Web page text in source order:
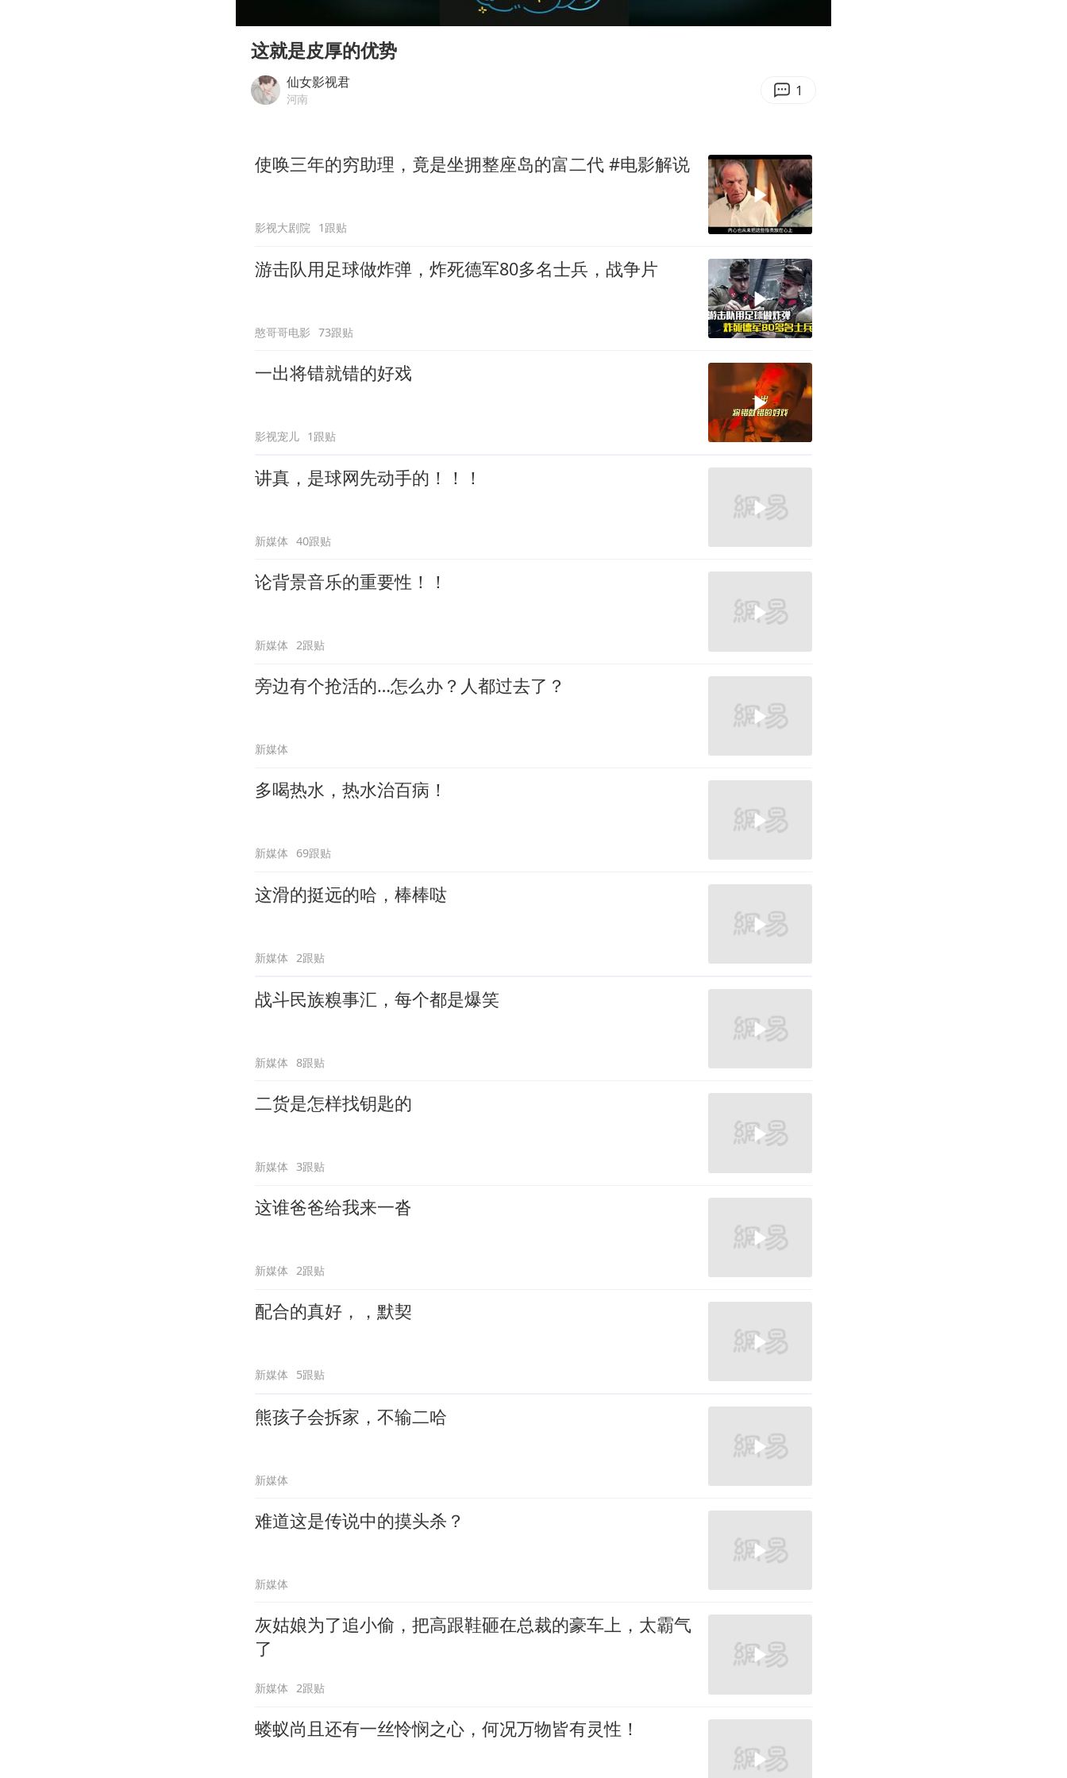
商场现钱学森巨幅海报 负责人回应
“不怕六爷挂得多 就怕六爷挂一颗”
这就是皮厚的优势
仙女影视君
河南 1
使唤三年的穷助理，竟是坐拥整座岛的富二代 #电影解说
影视大剧院 1跟贴
游击队用足球做炸弹，炸死德军80多名士兵，战争片
憨哥哥电影 73跟贴
一出将错就错的好戏
影视宠儿 1跟贴
讲真，是球网先动手的！！！
新媒体 40跟贴
论背景音乐的重要性！！
新媒体 2跟贴
旁边有个抢活的…怎么办？人都过去了？
新媒体
多喝热水，热水治百病！
新媒体 69跟贴
这滑的挺远的哈，棒棒哒
新媒体 2跟贴
战斗民族糗事汇，每个都是爆笑
新媒体 8跟贴
二货是怎样找钥匙的
新媒体 3跟贴
这谁爸爸给我来一沓
新媒体 2跟贴
配合的真好，，默契
新媒体 5跟贴
熊孩子会拆家，不输二哈
新媒体
难道这是传说中的摸头杀？
新媒体
灰姑娘为了追小偷，把高跟鞋砸在总裁的豪车上，太霸气
了
新媒体 2跟贴
蝼蚁尚且还有一丝怜悯之心，何况万物皆有灵性！